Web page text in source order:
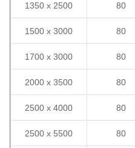
1350 x 2500 80
1500 x 3000 80
1700 x 3000 80
2000 x 3500 80
2500 x 4000 80
2500 x 5500 80